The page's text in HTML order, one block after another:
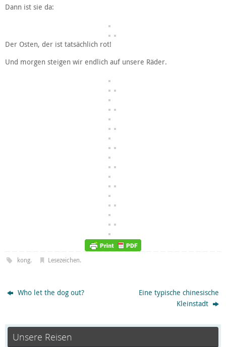
Dann ist sie da:
Der Osten, der ist tatsächlich rot!
Und morgen steigen wir endlich auf unsere Räder.
kong. Lesezeichen.
Who let the dog out?
Eine typische chinesische
Kleinstadt
Unsere Reisen